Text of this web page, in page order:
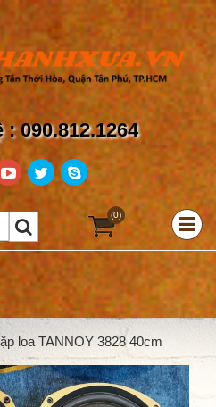
: 090.812.1264
(0)
loa TANNOY 3828 40cm